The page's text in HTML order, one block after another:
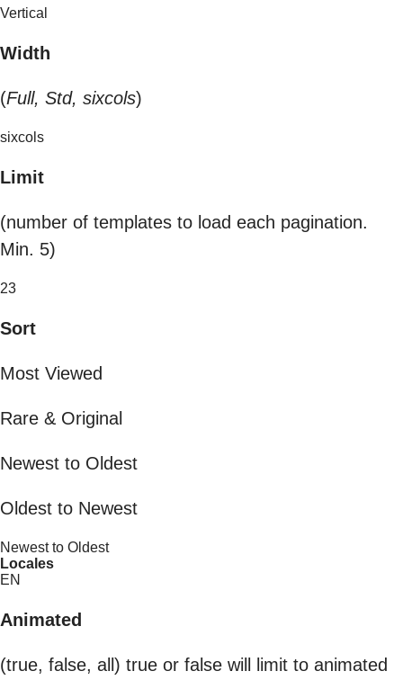
Vertical
Width
(Full, Std, sixcols)
sixcols
Limit
(number of templates to load each pagination.
Min. 5)
23
Sort
Most Viewed
Rare & Original
Newest to Oldest
Oldest to Newest
Newest to Oldest
Locales
EN
Animated
(true, false, all) true or false will limit to animated